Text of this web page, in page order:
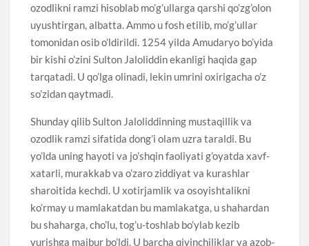
ozodlikni ramzi hisoblab mo’g’ullarga qarshi qo’zg’olon
uyushtirgan, albatta. Ammo u fosh etilib, mo’g’ullar
tomonidan osib o’ldirildi. 1254 yilda Amudaryo bo’yida
bir kishi o’zini Sulton Jaloliddin ekanligi haqida gap
tarqatadi. U qo’lga olinadi, lekin umrini oxirigacha o’z
so’zidan qaytmadi.
Shunday qilib Sulton Jaloliddinning mustaqillik va
ozodlik ramzi sifatida dong’i olam uzra taraldi. Bu
yo’lda uning hayoti va jo’shqin faoliyati g’oyatda xavf-
xatarli, murakkab va o’zaro ziddiyat va kurashlar
sharoitida kechdi. U xotirjamlik va osoyishtalikni
ko’rmay u mamlakatdan bu mamlakatga, u shahardan
bu shaharga, cho’lu, tog’u-toshlab bo’ylab kezib
yurishga majbur bo’ldi. U barcha qiyinchiliklar va azob-